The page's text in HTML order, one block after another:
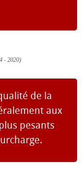
- 2020)
de la
aux
pesants